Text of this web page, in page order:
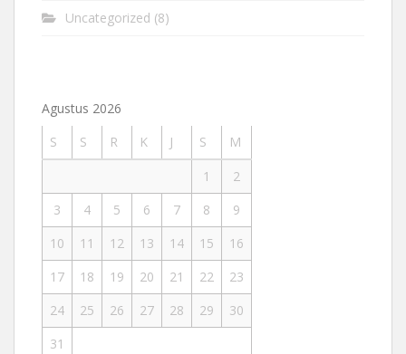
Uncategorized (8)
Agustus 2026
S
S R K J S
M
1
2
3
4 5 6 7 8
9
10
11 12 13 14 15
16
17
18 19 20 21 22
23
24
25 26 27 28 29
30
31